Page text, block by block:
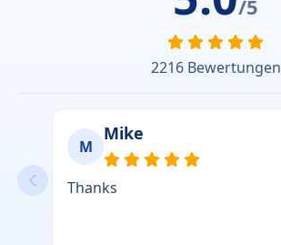
/5
2216 Bewertungen
M
Mike
Thanks
Previous